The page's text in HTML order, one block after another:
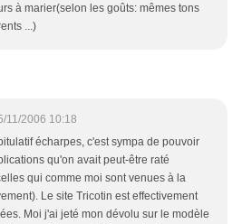
à marier(selon les goûts: mêmes tons
...)
11/2006 10:18
écharpes, c'est sympa de pouvoir
qu'on avait peut-être raté
qui comme moi sont venues à la
Le site Tricotin est effectivement
Moi j'ai jeté mon dévolu sur le modèle